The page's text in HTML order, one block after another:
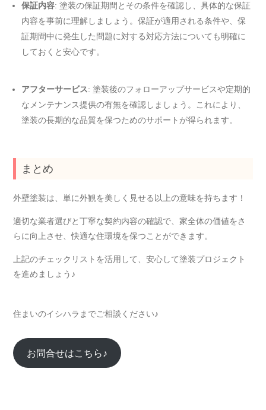
保証内容: 塗装の保証期間とその条件を確認し、具体的な保証
内容を事前に理解しましょう。保証が適用される条件や、保
証期間中に発生した問題に対する対応方法についても明確に
しておくと安心です。
アフターサービス: 塗装後のフォローアップサービスや定期的
なメンテナンス提供の有無を確認しましょう。これにより、
塗装の長期的な品質を保つためのサポートが得られます。
まとめ
外壁塗装は、単に外観を美しく見せる以上の意味を持ちます！
適切な業者選びと丁寧な契約内容の確認で、家全体の価値をさ
らに向上させ、快適な住環境を保つことができます。
上記のチェックリストを活用して、安心して塗装プロジェクト
を進めましょう♪
住まいのイシハラまでご相談ください♪
お問合せはこちら♪